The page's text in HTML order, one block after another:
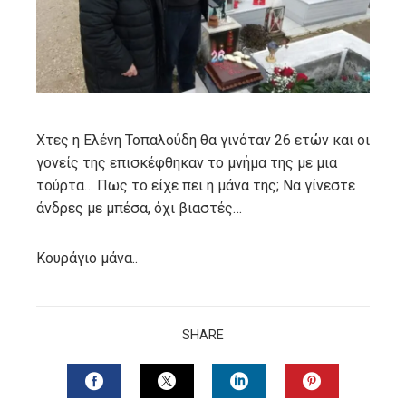
Χτες η Ελένη Τοπαλούδη θα γινόταν 26 ετών και οι
γονείς της επισκέφθηκαν το μνήμα της με μια
τούρτα… Πως το είχε πει η μάνα της; Να γίνεστε
άνδρες με μπέσα, όχι βιαστές…
Κουράγιο μάνα..
SHARE